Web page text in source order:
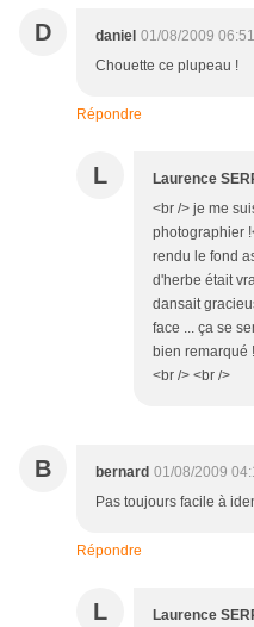
D daniel 01/08/2009 06:51
Chouette ce plupeau !
Répondre
L Laurence
<br /> je me
photographier
rendu le fond
d'herbe était
dansait
face ... ça se
bien remarqué
<br /> <br />
B bernard 01/08/2009
Pas toujours facile à
Répondre
L Laurence